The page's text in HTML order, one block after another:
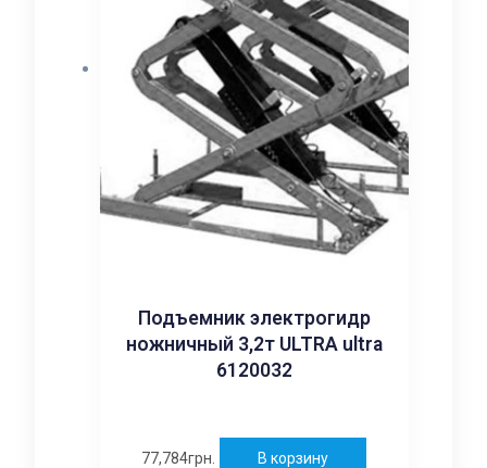
Подъемник электрогидр
ножничный 3,2т ULTRA ultra
6120032
77,784грн. В корзину